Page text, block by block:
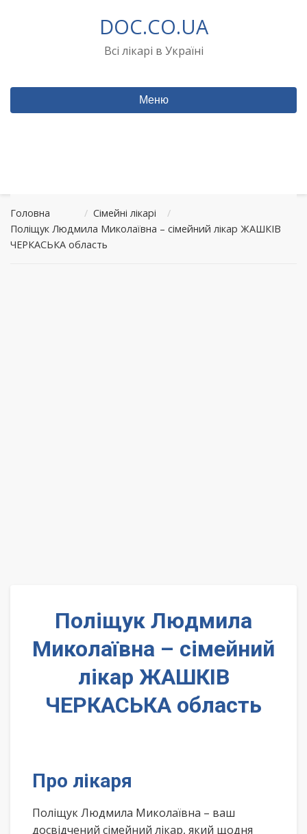
DOC.CO.UA
Всі лікарі в Україні
Меню
Головна / Сімейні лікарі
/
Поліщук Людмила Миколаївна – сімейний лікар ЖАШКІВ
ЧЕРКАСЬКА область
Поліщук Людмила
Миколаївна – сімейний
лікар ЖАШКІВ
ЧЕРКАСЬКА область
Про лікаря
Поліщук Людмила Миколаївна – ваш
досвідчений сімейний лікар, який щодня